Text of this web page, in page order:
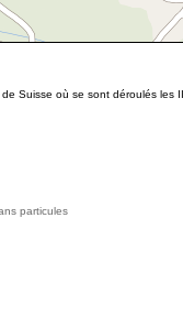
Suisse où se sont déroulés les II
particules